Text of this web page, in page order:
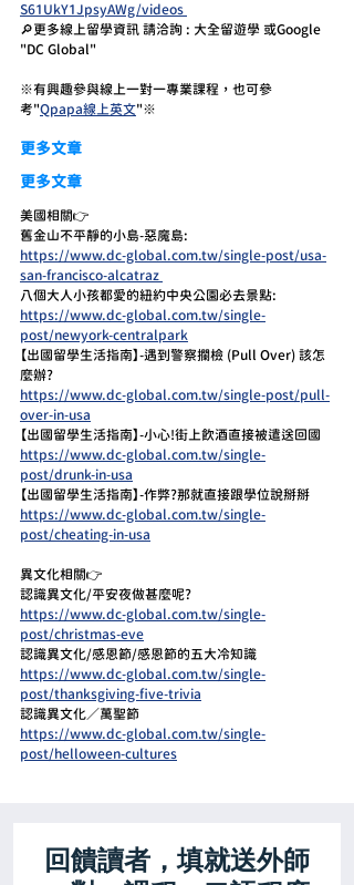
S61UkY1JpsyAWg/videos
🔎更多線上留學資訊 請洽詢 : 大全留遊學 或Google
"DC Global"
※有興趣參與線上一對一專業課程，也可參
考"Qpapa線上英文"※
更多文章
更多文章
美國相關👉
舊金山不平靜的小島-惡魔島:
https://www.dc-global.com.tw/single-post/usa-
san-francisco-alcatraz
八個大人小孩都愛的紐約中央公園必去景點:
https://www.dc-global.com.tw/single-
post/newyork-centralpark
【出國留學生活指南】-遇到警察攔檢 (Pull Over) 該怎
麼辦?
https://www.dc-global.com.tw/single-post/pull-
over-in-usa
【出國留學生活指南】-小心!街上飲酒直接被遣送回國
https://www.dc-global.com.tw/single-
post/drunk-in-usa
【出國留學生活指南】-作弊?那就直接跟學位說掰掰
https://www.dc-global.com.tw/single-
post/cheating-in-usa
異文化相關👉
認識異文化/平安夜做甚麼呢?
https://www.dc-global.com.tw/single-
post/christmas-eve
認識異文化/感恩節/感恩節的五大冷知識
https://www.dc-global.com.tw/single-
post/thanksgiving-five-trivia
認識異文化／萬聖節
https://www.dc-global.com.tw/single-
post/helloween-cultures